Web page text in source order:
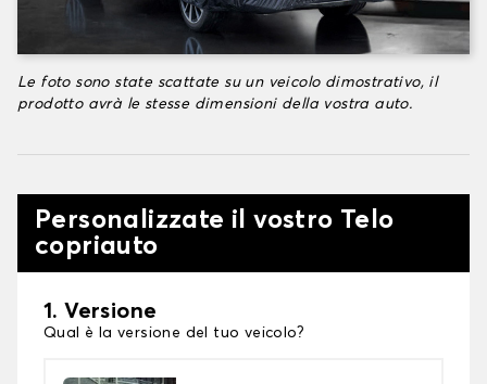
Le foto sono state scattate su un veicolo dimostrativo, il
prodotto avrà le stesse dimensioni della vostra auto.
Personalizzate il vostro Telo
copriauto
1. Versione
Qual è la versione del tuo veicolo?